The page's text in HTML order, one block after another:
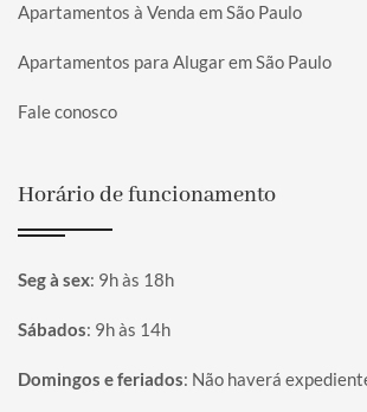
Apartamentos à Venda em São Paulo
Apartamentos para Alugar em São Paulo
Fale conosco
Horário de funcionamento
Seg à sex: 9h às 18h
Sábados: 9h às 14h
Domingos e feriados: Não haverá